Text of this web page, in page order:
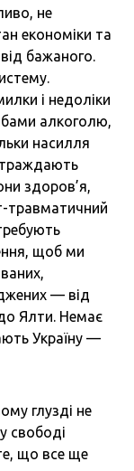
не
економіки та
бажаного.
і недоліки
алкоголю,
насилля
здоров’я,
травматичний
щоб ми
— від
Ялти. Немає
Україну —
глузді не
свободі
що все ще